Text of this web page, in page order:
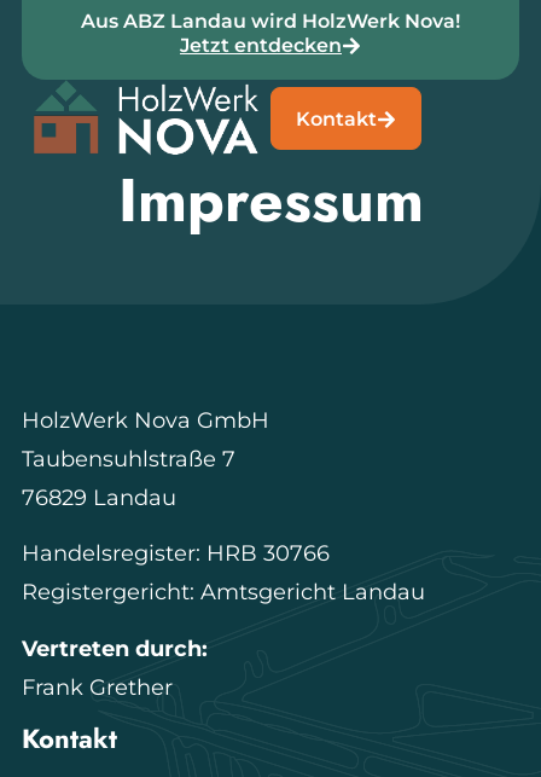
Aus ABZ Landau wird HolzWerk Nova!
Jetzt entdecken
Kontakt
Impressum
HolzWerk Nova GmbH
Taubensuhlstraße 7
76829 Landau
Handelsregister: HRB 30766
Registergericht: Amtsgericht Landau
Vertreten durch:
Frank Grether
Kontakt